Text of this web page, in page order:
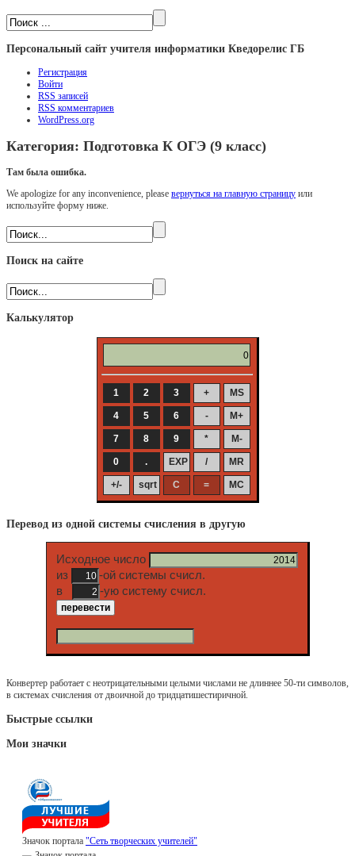
Персональный сайт учителя информатики Кведорелис ГБ
Регистрация
Войти
RSS записей
RSS комментариев
WordPress.org
Категория: Подготовка К ОГЭ (9 класс)
Там была ошибка.
We apologize for any inconvenience, please вернуться на главную страницу или
используйте форму ниже.
Поиск на сайте
Калькулятор
Перевод из одной системы счисления в другую
Исходное число
из
-ой системы счисл.
в
-ую систему счисл.
Конвертер работает с неотрицательными целыми числами не длиннее 50-ти символов,
в системах счисления от двоичной до тридцатишестиричной.
Быстрые ссылки
Мои значки
Значок портала "Сеть творческих учителей"